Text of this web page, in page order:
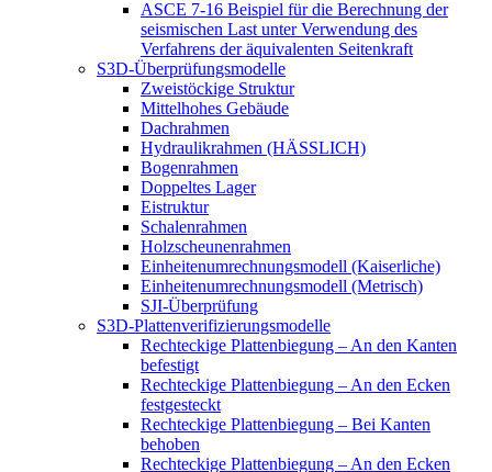
ASCE 7-16 Beispiel für die Berechnung der
seismischen Last unter Verwendung des
Verfahrens der äquivalenten Seitenkraft
S3D-Überprüfungsmodelle
Zweistöckige Struktur
Mittelhohes Gebäude
Dachrahmen
Hydraulikrahmen (HÄSSLICH)
Bogenrahmen
Doppeltes Lager
Eistruktur
Schalenrahmen
Holzscheunenrahmen
Einheitenumrechnungsmodell (Kaiserliche)
Einheitenumrechnungsmodell (Metrisch)
SJI-Überprüfung
S3D-Plattenverifizierungsmodelle
Rechteckige Plattenbiegung – An den Kanten
befestigt
Rechteckige Plattenbiegung – An den Ecken
festgesteckt
Rechteckige Plattenbiegung – Bei Kanten
behoben
Rechteckige Plattenbiegung – An den Ecken